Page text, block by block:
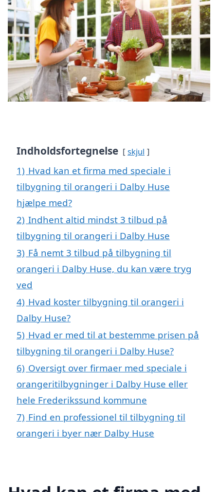
Indholdsfortegnelse skjul
1) Hvad kan et firma med speciale i
tilbygning til orangeri i Dalby Huse
hjælpe med?
2) Indhent altid mindst 3 tilbud på
tilbygning til orangeri i Dalby Huse
3) Få nemt 3 tilbud på tilbygning til
orangeri i Dalby Huse, du kan være tryg
ved
4) Hvad koster tilbygning til orangeri i
Dalby Huse?
5) Hvad er med til at bestemme prisen på
tilbygning til orangeri i Dalby Huse?
6) Oversigt over firmaer med speciale i
orangeritilbygninger i Dalby Huse eller
hele Frederikssund kommune
7) Find en professionel til tilbygning til
orangeri i byer nær Dalby Huse